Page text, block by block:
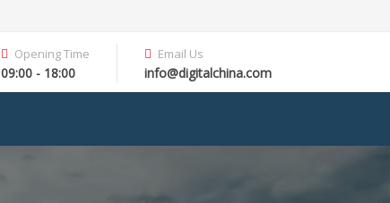
Opening Time
09:00 - 18:00
Email Us
info@digitalchina.com